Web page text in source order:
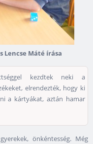
Lencse Máté írása
kezdtek neki a
elrendezték, hogy ki
a kártyákat, aztán hamar
önkéntesség. Még